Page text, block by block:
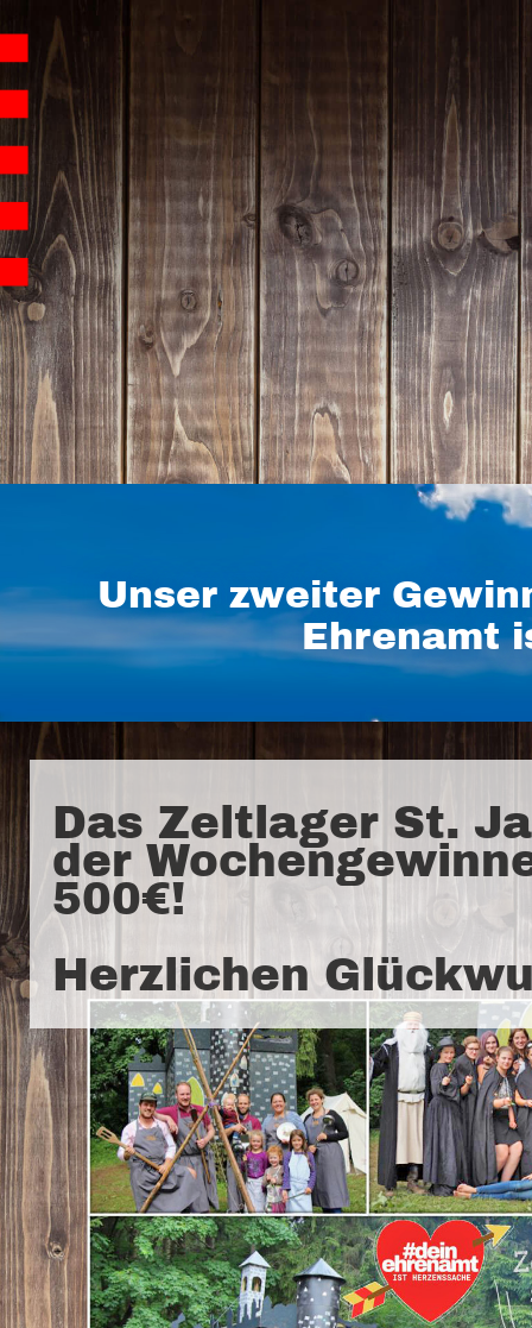
Homepage |
Impressum
Datenschutz
Unser zweiter
Ehrenamt
Das Zeltlager St.
der
500€!
Herzlichen